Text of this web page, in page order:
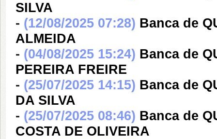
SILVA
- (12/08/2025 07:28) Banca de
ALMEIDA
- (04/08/2025 15:24) Banca de
PEREIRA FREIRE
- (25/07/2025 14:15) Banca de
DA SILVA
- (25/07/2025 08:46) Banca de
COSTA DE OLIVEIRA